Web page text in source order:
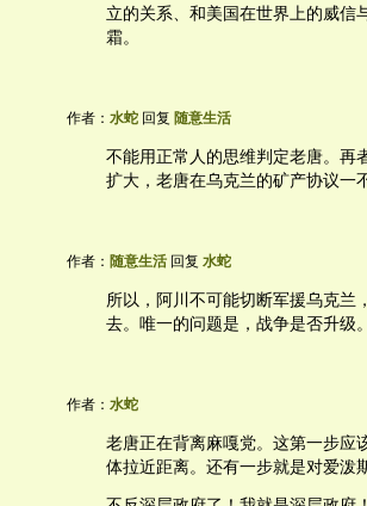
立的关系、和美国在世界上的威信
霜。
作者： 水蛇 回复 随意生活
不能用正常人的思维判定老唐。再
扩大，老唐在乌克兰的矿产协议一
作者： 随意生活 回复 水蛇
所以，阿川不可能切断军援乌克兰
去。唯一的问题是，战争是否升级。
作者： 水蛇
老唐正在背离麻嘎党。这第一步应
体拉近距离。还有一步就是对爱泼